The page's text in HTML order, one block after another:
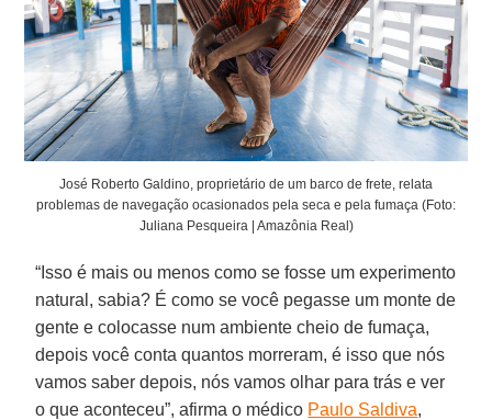
José Roberto Galdino, proprietário de um barco de frete, relata
problemas de navegação ocasionados pela seca e pela fumaça (Foto:
Juliana Pesqueira | Amazônia Real)
“Isso é mais ou menos como se fosse um experimento
natural, sabia? É como se você pegasse um monte de
gente e colocasse num ambiente cheio de fumaça,
depois você conta quantos morreram, é isso que nós
vamos saber depois, nós vamos olhar para trás e ver
o que aconteceu”, afirma o médico Paulo Saldiva,